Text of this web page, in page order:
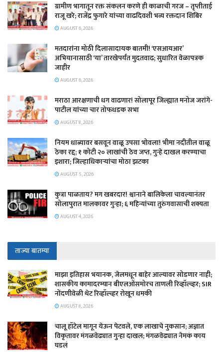
ग्रामीण भागातून रक्त संकलन करणे ही काळाची गरज – तृप्तीताई
राजू खरे; राजेंद्र फुगारे यांच्या वाढदिवशी भव्य रक्तदान शिबिर
AUGUST 6, 2026
मतदारांना मोठी दिलासादायक बातमी! ‘एसआयआर’
अभियानासाठी ‘या’ तारखेपर्यंत मुदतवाढ; सुधारित वेळापत्रक
जाहीर
AUGUST 6, 2026
मराठा आरक्षणाची धग वाढणार! सोलापूर जिल्ह्यात मनोज जरांगे-
पाटील यांच्या चार तोफधडक सभा
AUGUST 8, 2026
नियम धाब्यावर बसवून वाळू उपसा भोवला! भीमा नदीतील वाळू
ठेका रद्द; १ कोटी २० लाखांची ठेव जप्त, गुन्हे दाखल करण्याचा
इशारा; जिल्हाधिकाऱ्यांचा मोठा झटका
AUGUST 5, 2026
कुत्रा पाळताय? मग खबरदार! श्वानाने बालिकेला चावल्यानंतर
सोलापुरात मालकावर गुन्हा; ६ महिन्यांच्या तुरुंगवासाची शक्यता
AUGUST 4, 2026
ताज्या बातम्या
माझा इतिहास भयानक, जेलमधून बाहेर आल्यावर सोडणार नाही;
शासकीय कामादरम्यान बीएलओंसमोरच ताणली रिव्हॉल्व्हर; SIR
नोंदणीवेळी थेट रिव्हॉल्व्हर रोखून धमकी
AUGUST 8, 2026
चालू हॉटेल मागून येऊन पेटवले, एक लाखाचे नुकसान; अज्ञात
विकृतावर मंगळवेढ्यात गुन्हा दाखल; मंगळवेढ्यात नेमकं काय
घडलं